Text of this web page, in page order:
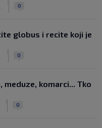
0
globus i recite koji je
0
meduze, komarci... Tko
0